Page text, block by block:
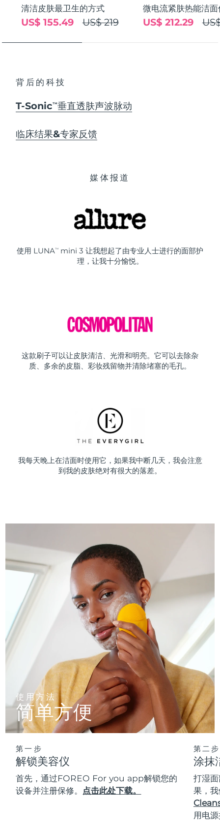
清洁皮肤最卫生的方式
US$ 219
US$ 155.49
微电流紧肤热能洁面
US$ 212.29
背后的科技
T-SonicTM 垂直透肤声波脉动
临床结果&专家反馈
媒体报道
使用 LUNATM
mini 3 让我想起了由专业人士进行的面部护
理，让我十分愉悦。
这款刷子可以让皮肤清洁、光滑和明亮。它可以去除杂
质、多余的皮脂、彩妆残留物并清除堵塞的毛孔。
我每天晚上在洁面时使用它，如果我中断几天，我会注意
到我的皮肤绝对有很大的落差。
使用方法
简单方便
第一步
解锁美容仪
首先，通过FOREO For you app解锁您的
设备并注册保修。 点击此处下载。
第二步
涂抹
打湿
果，
用电